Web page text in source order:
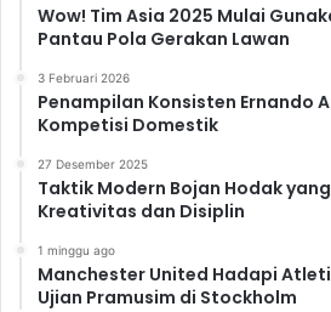
Wow! Tim Asia 2025 Mulai
Pantau Pola Gerakan Lawan
3 Februari 2026
Penampilan Konsisten Ernando
Kompetisi Domestik
27 Desember 2025
Taktik Modern Bojan Hodak
Kreativitas dan Disiplin
1 minggu ago
Manchester United Hadapi
Ujian Pramusim di Stockholm